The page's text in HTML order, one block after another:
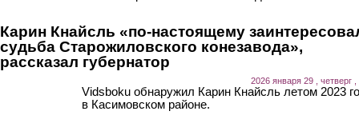
Карин Кнайсль «по-настоящему
судьба Старожиловского конезавода»,
рассказал губернатор
2026 января 29 , четверг ,
Vidsboku обнаружил Карин Кнайсль летом 2023
в Касимовском районе.